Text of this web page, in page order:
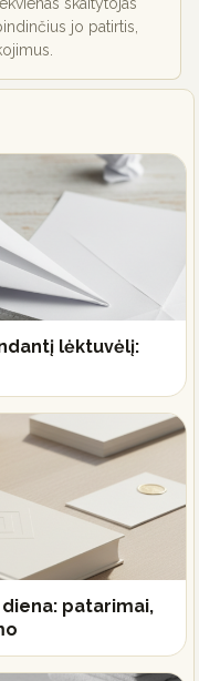
jo patirtis,
lėktuvėlį:
patarimai,